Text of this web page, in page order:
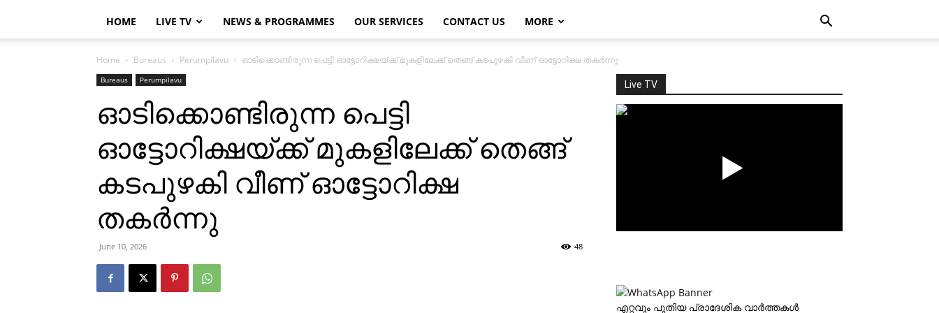
HOME LIVE TV NEWS & PROGRAMMES OUR SERVICES CONTACT US MORE
Home Bureaus Perumpilavu ഓടിക്കൊണ്ടിരുന്ന പെട്ടി ഓട്ടോറിക്ഷയ്ക്ക് മുകളിലേക്ക് തെങ്ങ് കടപുഴകി വീണ് ഓട്ടോറിക്ഷ തകര്‍ന്നു
Bureaus Perumpilavu
ഓടിക്കൊണ്ടിരുന്ന പെട്ടി
ഓട്ടോറിക്ഷയ്ക്ക് മുകളിലേക്ക് തെങ്ങ്
കടപുഴകി വീണ് ഓട്ടോറിക്ഷ
തകര്‍ന്നു
June 10, 2026 48
Live TV
എറ്റവും പുതിയ പ്രാദേശിക വാര്‍ത്തകള്‍